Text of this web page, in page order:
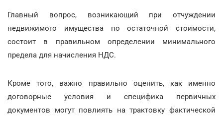
Главный вопрос, возникающий при отчуждении
недвижимого имущества по остаточной стоимости,
состоит в правильном определении минимального
предела для начисления НДС.
Кроме того, важно правильно оценить, как именно
договорные условия и специфика первичных
документов могут повлиять на трактовку фактической